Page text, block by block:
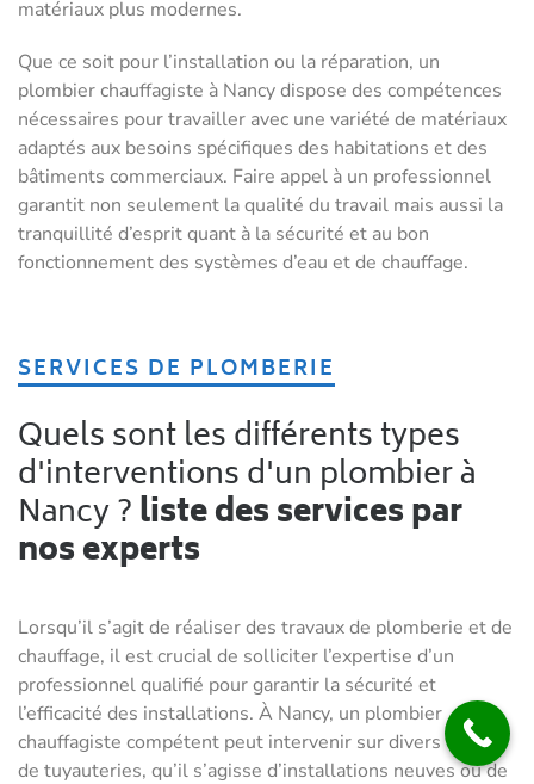
matériaux plus modernes.
Que ce soit pour l’installation ou la réparation, un
plombier chauffagiste à Nancy dispose des compétences
nécessaires pour travailler avec une variété de matériaux
adaptés aux besoins spécifiques des habitations et des
bâtiments commerciaux. Faire appel à un professionnel
garantit non seulement la qualité du travail mais aussi la
tranquillité d’esprit quant à la sécurité et au bon
fonctionnement des systèmes d’eau et de chauffage.
SERVICES DE PLOMBERIE
Quels sont les différents types
d'interventions d'un plombier à
Nancy ?liste des services par
nos experts
Lorsqu’il s’agit de réaliser des travaux de plomberie et de
chauffage, il est crucial de solliciter l’expertise d’un
professionnel qualifié pour garantir la sécurité et
l’efficacité des installations. À Nancy, un plombier
chauffagiste compétent peut intervenir sur divers types
de tuyauteries, qu’il s’agisse d’installations neuves ou de